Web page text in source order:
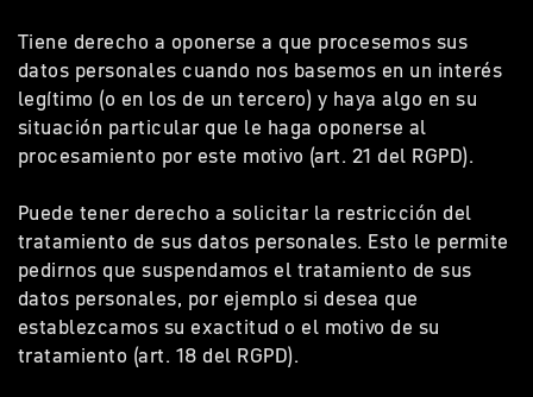
Tiene derecho a oponerse a que procesemos sus
datos personales cuando nos basemos en un interés
legítimo (o en los de un tercero) y haya algo en su
situación particular que le haga oponerse al
procesamiento por este motivo (art. 21 del RGPD).
Puede tener derecho a solicitar la restricción del
tratamiento de sus datos personales. Esto le permite
pedirnos que suspendamos el tratamiento de sus
datos personales, por ejemplo si desea que
establezcamos su exactitud o el motivo de su
tratamiento (art. 18 del RGPD).